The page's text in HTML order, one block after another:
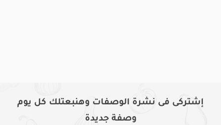
إشتركى فى نشرة الوصفات وهنبعتلك كل يوم
وصفة جديدة